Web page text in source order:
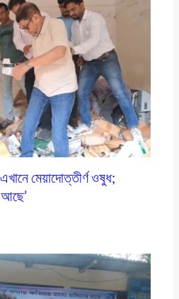
মেয়াদোত্তীর্ণ ওষুধ;
আছে’